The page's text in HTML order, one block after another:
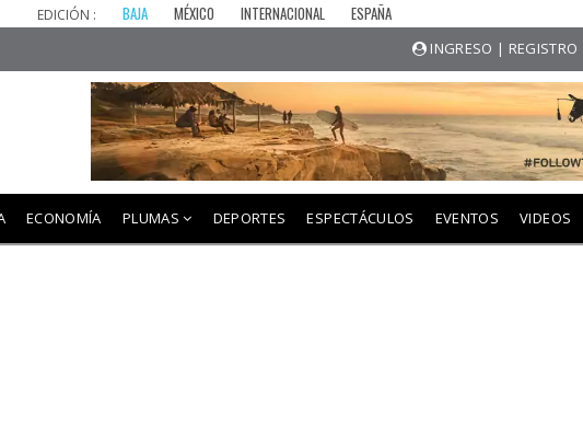
EDICIÓN : BAJA MÉXICO INTERNACIONAL ESPAÑA
INGRESO | REGISTRO
ECONOMÍA PLUMAS DEPORTES ESPECTÁCULOS EVENTOS VIDEOS